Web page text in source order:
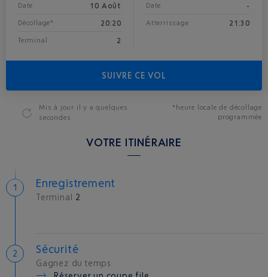
Date 10 Août
Décollage* 20:20
Terminal 2
Date -
Atterrissage 21:30
SUIVRE CE VOL
Mis à jour il y a quelques
secondes
*heure locale de décollage
programmée
VOTRE ITINÉRAIRE
Enregistrement
Terminal 2
Sécurité
Gagnez du temps